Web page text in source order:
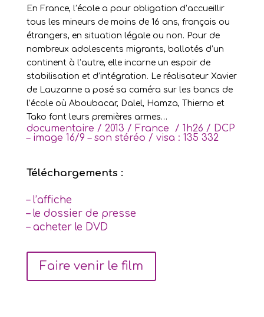
En France, l’école a pour obligation d’accueillir
tous les mineurs de moins de 16 ans, français ou
étrangers, en situation légale ou non. Pour de
nombreux adolescents migrants, ballotés d’un
continent à l’autre, elle incarne un espoir de
stabilisation et d’intégration. Le réalisateur Xavier
de Lauzanne a posé sa caméra sur les bancs de
l’école où Aboubacar, Dalel, Hamza, Thierno et
Tako font leurs premières armes…
documentaire / 2013 / France / 1h26 / DCP
– image 16/9 – son stéréo / visa : 135 332
Téléchargements :
– l’affiche
– le dossier de presse
– acheter le DVD
Faire venir le film